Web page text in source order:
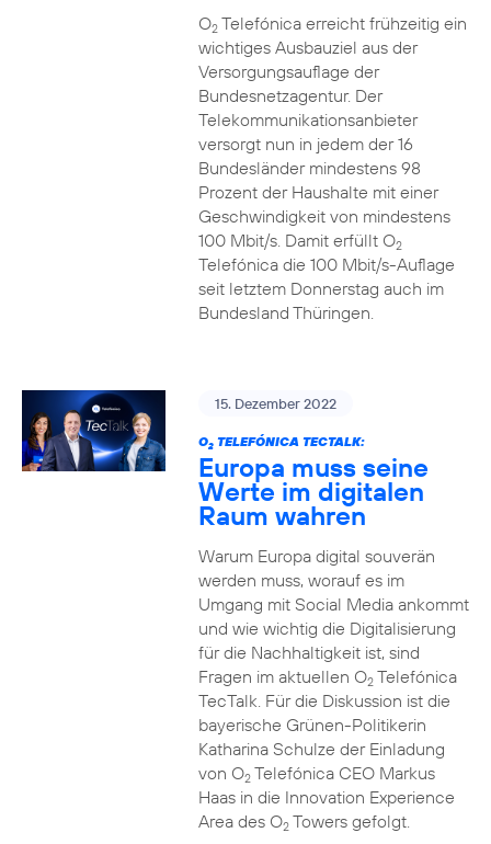
O2Telefónica erreicht frühzeitig ein
wichtiges Ausbauziel aus der
Versorgungsauflage der
Bundesnetzagentur. Der
Telekommunikationsanbieter
versorgt nun in jedem der 16
Bundesländer mindestens 98
Prozent der Haushalte mit einer
Geschwindigkeit von mindestens
100 Mbit/s. Damit erfüllt O2
Telefónica die 100 Mbit/s-Auflage
seit letztem Donnerstag auch im
Bundesland Thüringen.
15. Dezember 2022
O2TELEFÓNICA TECTALK:
Europa muss seine
Werte im digitalen
Raum wahren
Warum Europa digital souverän
werden muss, worauf es im
Umgang mit Social Media ankommt
und wie wichtig die Digitalisierung
für die Nachhaltigkeit ist, sind
Fragen im aktuellen O2Telefónica
TecTalk. Für die Diskussion ist die
bayerische Grünen-Politikerin
Katharina Schulze der Einladung
von O2Telefónica CEO Markus
Haas in die Innovation Experience
Area des O2Towers gefolgt.